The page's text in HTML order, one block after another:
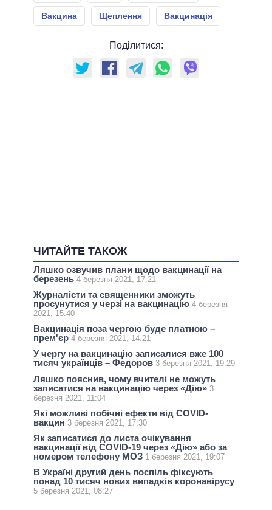
Вакцина Щеплення Вакцинація
Поділитися:
ЧИТАЙТЕ ТАКОЖ
Ляшко озвучив плани щодо вакцинації на
березень 4 березня 2021, 17:21
Журналісти та священники зможуть
просунутися у черзі на вакцинацію 4 березня
2021, 15:40
Вакцинація поза чергою буде платною –
прем'єр 4 березня 2021, 14:21
У чергу на вакцинацію записалися вже 100
тисяч українців – Федоров 3 березня 2021, 19:29
Ляшко пояснив, чому вчителі не можуть
записатися на вакцинацію через «Дію» 3
березня 2021, 11:04
Які можливі побічні ефекти від COVID-
вакцин 3 березня 2021, 17:30
Як записатися до листа очікування
вакцинації від COVID-19 через «Дію» або за
номером телефону МОЗ 1 березня 2021, 19:07
В Україні другий день поспіль фіксують
понад 10 тисяч нових випадків коронавірусу
5 березня 2021, 08:27